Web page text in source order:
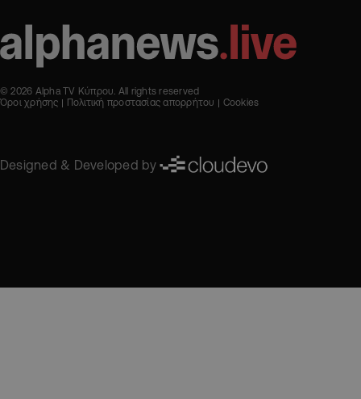
© 2026 Alpha TV Κύπρου. All rights reserved
Όροι χρήσης
Πολιτική προστασίας απορρήτου Cookies
Designed & Developed by